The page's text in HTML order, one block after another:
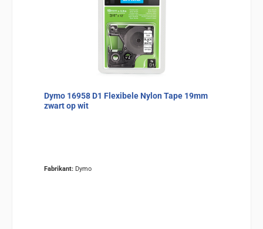
Dymo 16958 D1 Flexibele Nylon Tape 19mm
zwart op wit
Fabrikant: Dymo